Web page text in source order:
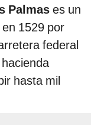
Palmas es un
1529 por
federal
hasta mil